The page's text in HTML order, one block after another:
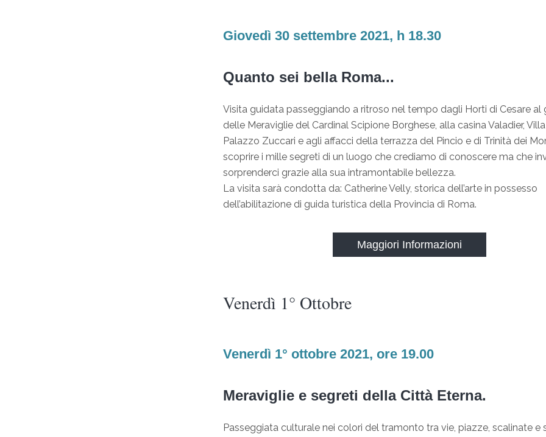
Giovedì 30 settembre 2021, h 18.30
Quanto sei bella Roma...
Visita guidata passeggiando a ritroso nel tempo dagli Horti di Cesare al
delle Meraviglie del Cardinal Scipione Borghese, alla casina Valadier,
Palazzo Zuccari e agli affacci della terrazza del Pincio e di Trinità dei
scoprire i mille segreti di un luogo che crediamo di conoscere ma che
sorprenderci grazie alla sua intramontabile bellezza.
La visita sarà condotta da: Catherine Velly, storica dell’arte in possesso
dell’abilitazione di guida turistica della Provincia di Roma.
Maggiori Informazioni
Venerdì 1° Ottobre
Venerdì 1° ottobre 2021, ore 19.00
Meraviglie e segreti della Città Eterna.
Passeggiata culturale nei colori del tramonto tra vie, piazze, scalinate e